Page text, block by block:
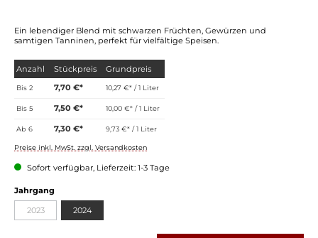
Ein lebendiger Blend mit schwarzen Früchten, Gewürzen und
samtigen Tanninen, perfekt für vielfältige Speisen.
Anzahl Stückpreis Grundpreis
Bis2 7,70 €* 10,27 €* / 1 Liter
Bis5 7,50 €* 10,00 €* / 1 Liter
Ab6 7,30 €* 9,73 €* / 1 Liter
Preise inkl. MwSt. zzgl. Versandkosten
Sofort verfügbar, Lieferzeit: 1-3 Tage
Jahrgang
2023(Diese Option ist zurzeit nicht verfügbar.)
2024